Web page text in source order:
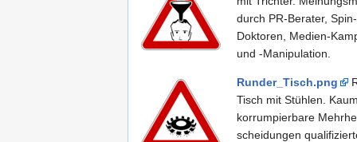
durch PR-Berater, Spin-
Doktoren, Medien-
und -Manipulation.
Runder_Tisch.png
Tisch mit Stühlen.
korrumpierbare
scheidungen